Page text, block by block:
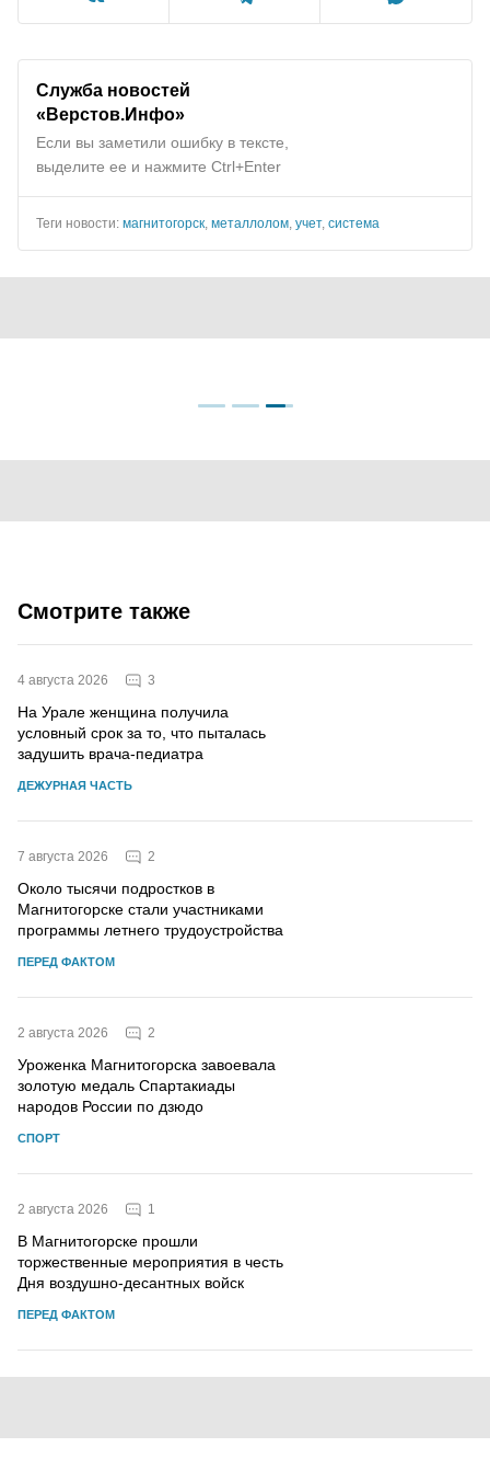
Служба новостей
«Верстов.Инфо»
Если вы заметили ошибку в тексте,
выделите ее и нажмите Ctrl+Enter
Теги новости: магнитогорск, металлолом, учет, система
Смотрите также
4 августа 2026 3
На Урале женщина получила
условный срок за то, что пыталась
задушить врача-педиатра
ДЕЖУРНАЯ ЧАСТЬ
7 августа 2026 2
Около тысячи подростков в
Магнитогорске стали участниками
программы летнего трудоустройства
ПЕРЕД ФАКТОМ
2 августа 2026 2
Уроженка Магнитогорска завоевала
золотую медаль Спартакиады
народов России по дзюдо
СПОРТ
2 августа 2026 1
В Магнитогорске прошли
торжественные мероприятия в честь
Дня воздушно-десантных войск
ПЕРЕД ФАКТОМ